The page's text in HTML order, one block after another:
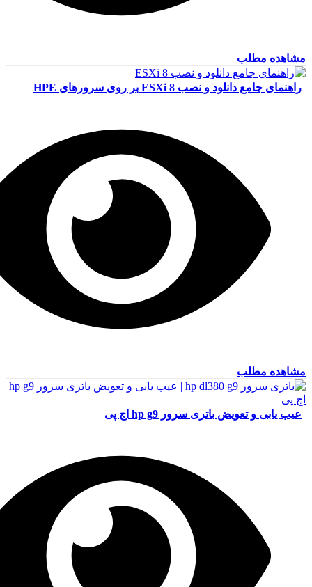
مشاهده مطلب
راهنمای جامع دانلود و نصب ESXi 8 بر روی سرورهای HPE
مشاهده مطلب
عیب یابی و تعویض باتری سرور hp g9 اچ پی